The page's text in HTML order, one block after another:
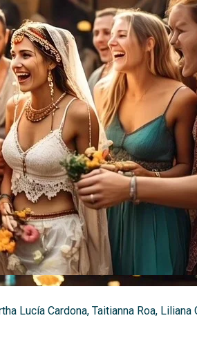
Lucía Cardona, Taitianna Roa, Liliana